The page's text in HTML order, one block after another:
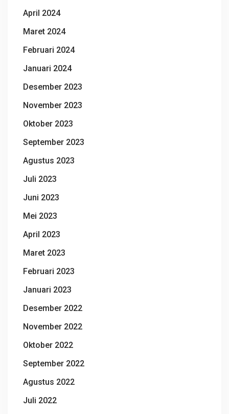
April 2024
Maret 2024
Februari 2024
Januari 2024
Desember 2023
November 2023
Oktober 2023
September 2023
Agustus 2023
Juli 2023
Juni 2023
Mei 2023
April 2023
Maret 2023
Februari 2023
Januari 2023
Desember 2022
November 2022
Oktober 2022
September 2022
Agustus 2022
Juli 2022